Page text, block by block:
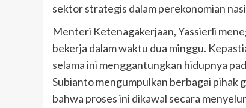
sektor strategis dalam perekonomian
Menteri Ketenagakerjaan, Yassierli
bekerja dalam waktu dua minggu.
selama ini menggantungkan hidupnya
Subianto mengumpulkan berbagai pihak
bahwa proses ini dikawal secara